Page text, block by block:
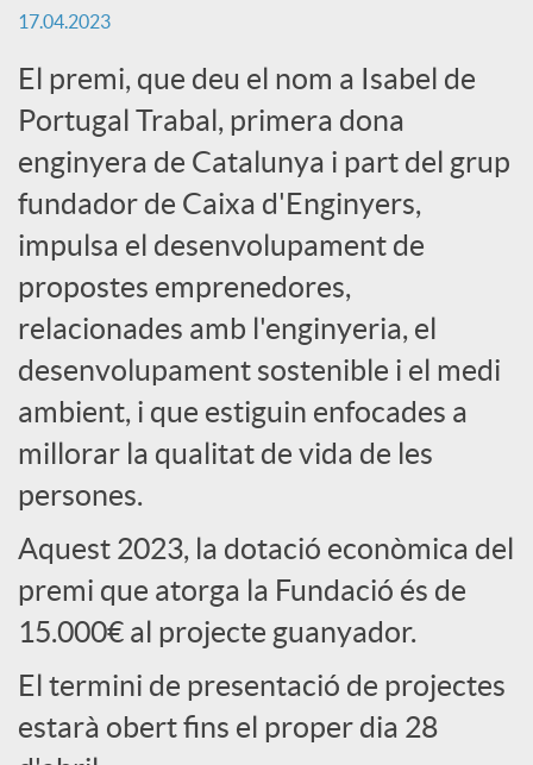
c
a
d
o
r
d
e
c
o
17.04.2023
El premi, que deu el nom a Isabel de
Portugal Trabal, primera dona
enginyera de Catalunya i part del grup
fundador de Caixa d'Enginyers,
impulsa el desenvolupament de
propostes emprenedores,
relacionades amb l'enginyeria, el
desenvolupament sostenible i el medi
ambient, i que estiguin enfocades a
millorar la qualitat de vida de les
persones.
Aquest 2023, la dotació econòmica del
premi que atorga la Fundació és de
15.000€ al projecte guanyador.
El termini de presentació de projectes
estarà obert fins el proper dia 28